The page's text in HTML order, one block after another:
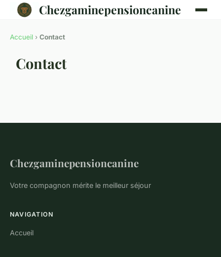
Chezgaminepensioncanine
Accueil › Contact
Contact
Chezgaminepensioncanine
Votre compagnon mérite le meilleur séjour
NAVIGATION
Accueil